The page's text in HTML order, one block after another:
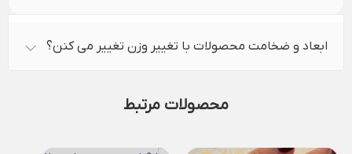
ابعاد و ضخامت محصولات با تغییر وزن تغییر می کنن؟
محصولات مرتبط